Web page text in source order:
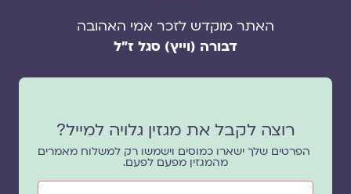
האתר מוקדש לזכר אמי האהובה
דבורה (וייץ) סגל ז"ל
רוצה לקבל את מגזין גלויה למייל?
הפרטים שלך ישארו כמוסים וישמשו רק למשלוח מאמרים
מהמגזין מפעם לפעם.
שם